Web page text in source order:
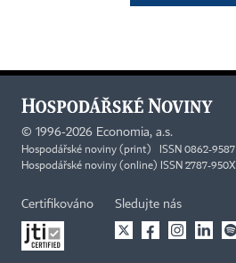
© 1996-2026 Economia, a.s.
Hospodářské noviny (print) ISSN 0862-9587
Hospodářské noviny (online) ISSN 2787-950X
Certifikováno Sledujte nás